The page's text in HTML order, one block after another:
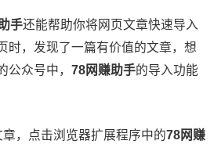
手还能帮助你将网页文章快速导入
时，发现了一篇有价值的文章，想
公众号中， 78网赚助手的导入功能
，点击浏览器扩展程序中的78网赚